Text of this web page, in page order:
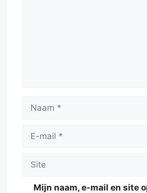
Naam
Site
Mijn naam, e-mail en site